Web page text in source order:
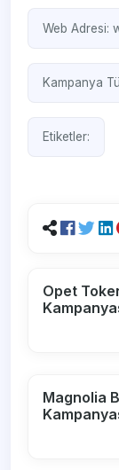
Web Adresi:
Kampanya
Etiketler:
Opet
Magnolia